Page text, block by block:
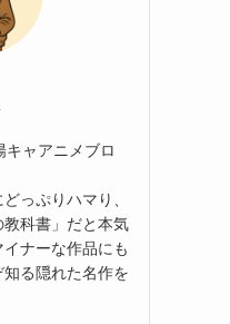
キャアニメブロ
っぷりハマり、
科書」だと本気
ナーな作品にも
る隠れた名作を